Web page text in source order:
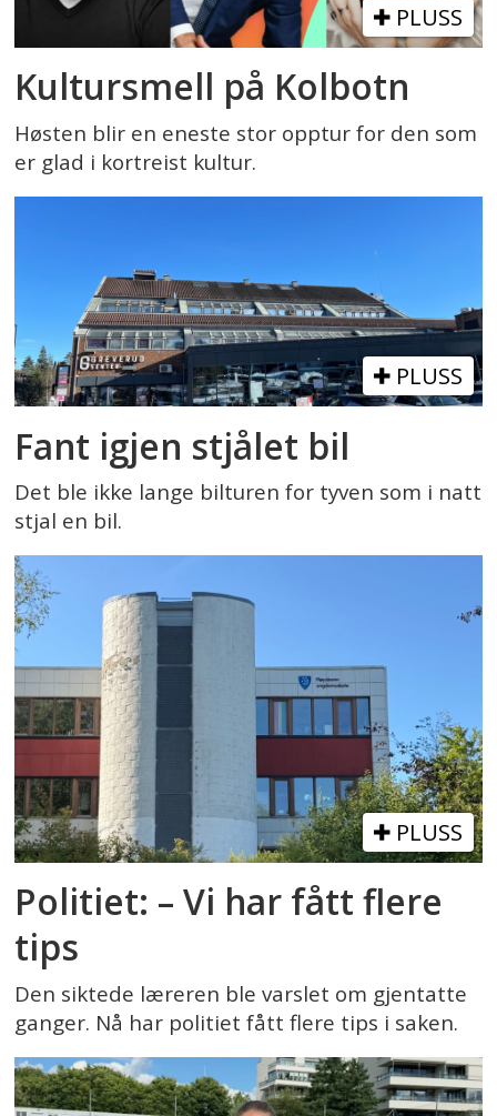
PLUSS
Kultursmell på Kolbotn
Høsten blir en eneste stor opptur for den som
er glad i kortreist kultur.
PLUSS
Fant igjen stjålet bil
Det ble ikke lange bilturen for tyven som i natt
stjal en bil.
PLUSS
Politiet: – Vi har fått flere
tips
Den siktede læreren ble varslet om gjentatte
ganger. Nå har politiet fått flere tips i saken.